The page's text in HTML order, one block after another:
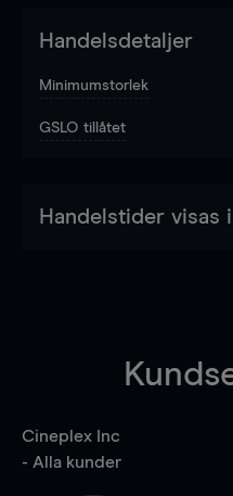
Handelsdetaljer
Minimumstorlek
GSLO tillåtet
Handelstider visas
Cineplex Inc
- Alla kunder